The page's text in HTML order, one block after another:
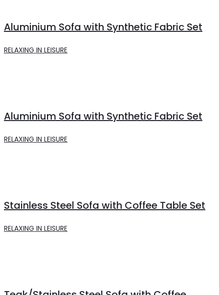
Aluminium Sofa with Synthetic Fabric Set
RELAXING IN LEISURE
Aluminium Sofa with Synthetic Fabric Set
RELAXING IN LEISURE
Stainless Steel Sofa with Coffee Table Set
RELAXING IN LEISURE